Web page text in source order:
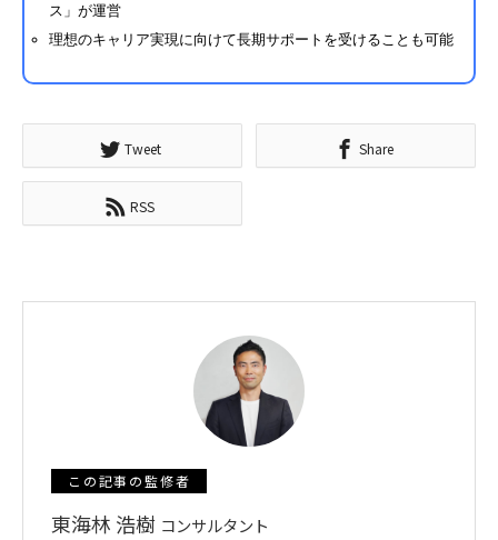
ス」が運営
理想のキャリア実現に向けて長期サポートを受けることも可能
Tweet Share
RSS
この記事の監修者
東海林 浩樹 コンサルタント